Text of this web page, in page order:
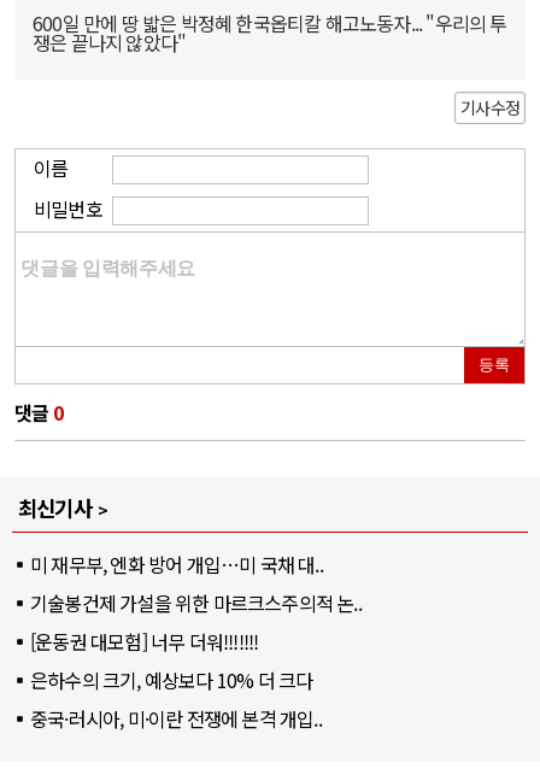
600일 만에 땅 밟은 박정혜 한국옵티칼 해고노동자... "우리의 투
쟁은 끝나지 않았다"
기사수정
이름
비밀번호
등록
댓글 0
최신기사
미 재무부, 엔화 방어 개입…미 국채 대..
기술봉건제 가설을 위한 마르크스주의적 논..
[운동권 대모험] 너무 더워!!!!!!!
은하수의 크기, 예상보다 10% 더 크다
중국·러시아, 미·이란 전쟁에 본격 개입..